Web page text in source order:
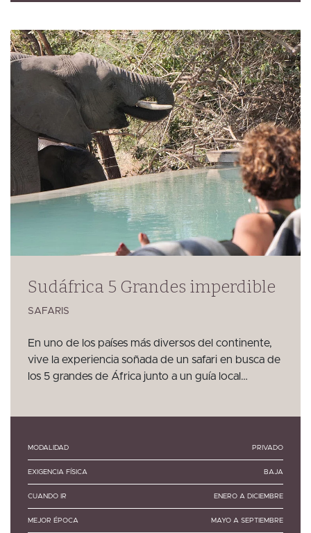
Sudáfrica 5 Grandes imperdible
SAFARIS
En uno de los países más diversos del continente,
vive la experiencia soñada de un safari en busca de
los 5 grandes de África junto a un guía local…
MODALIDAD PRIVADO
EXIGENCIA FÍSICA BAJA
CUANDO IR ENERO A DICIEMBRE
MEJOR ÉPOCA MAYO A SEPTIEMBRE